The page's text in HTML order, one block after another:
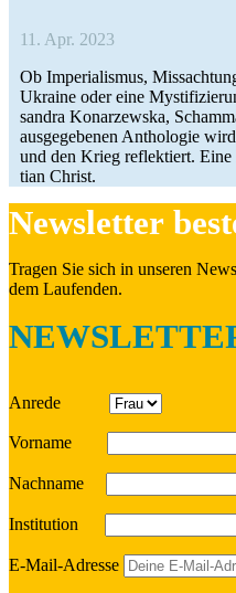
11. Apr. 2023
Ob Impe­ria­lis­mus,
Ukraine oder eine
san­dra Konar­zewska,
aus­ge­ge­be­nen Antho­lo­gie
und den Krieg reflek­tiert.
tian Christ.
News­let­ter
Tragen Sie sich in unseren
dem Laufenden.
Anrede
Vorname
Nach­name
Insti­tu­tion
E‑Mail-Adresse